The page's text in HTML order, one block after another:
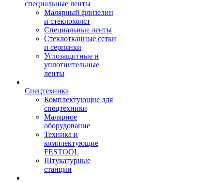
специальные ленты
Малярный флизелин
и стеклохолст
Специальные ленты
Стеклотканные сетки
и серпянки
Углозащитные и
уплотнительные
ленты
Спецтехника
Комплектующие для
спецтехники
Малярное
оборудование
Техника и
комплектующие
FESTOOL
Штукатурные
станции